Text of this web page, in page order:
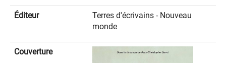
Éditeur
Terres d'écrivains - Nouveau
monde
Couverture